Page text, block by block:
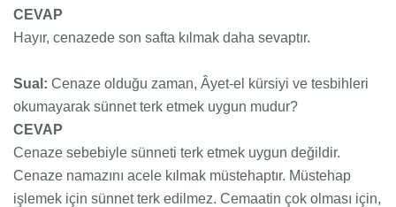
CEVAP
Hayır, cenazede son safta kılmak daha sevaptır.
Sual: Cenaze olduğu zaman, Âyet-el kürsiyi ve tesbihleri
okumayarak sünnet terk etmek uygun mudur?
CEVAP
Cenaze sebebiyle sünneti terk etmek uygun değildir.
Cenaze namazını acele kılmak müstehaptır. Müstehap
işlemek için sünnet terk edilmez. Cemaatin çok olması için,